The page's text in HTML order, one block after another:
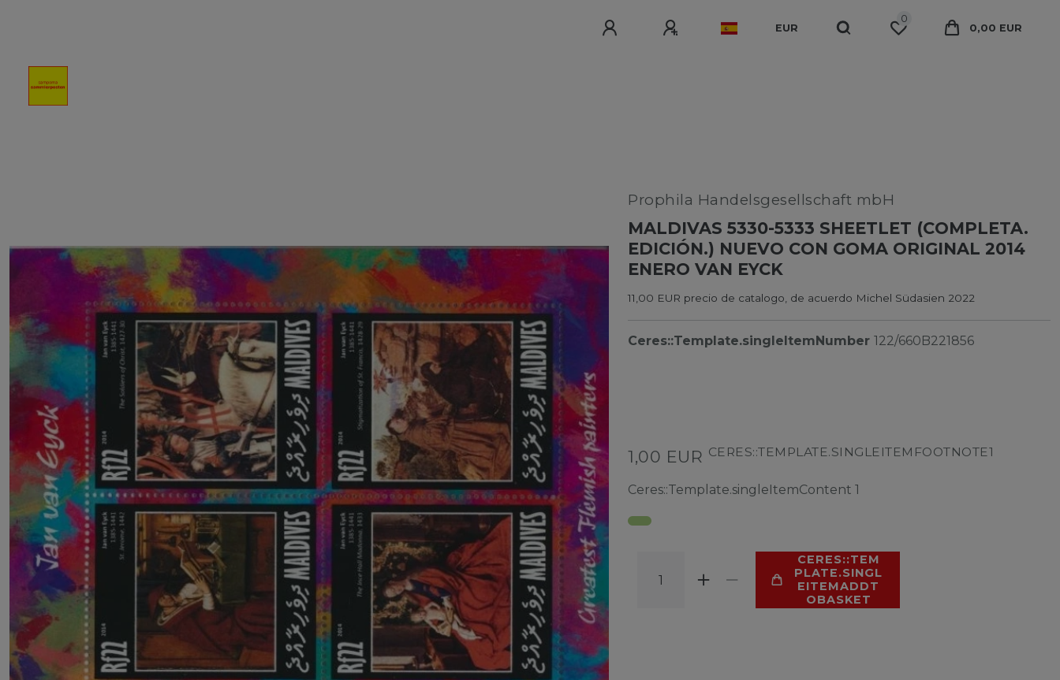
EUR
0
0,00 EUR
Prophila Handelsgesellschaft mbH
MALDIVAS 5330-5333 SHEETLET (COMPLETA.
EDICIÓN.) NUEVO CON GOMA ORIGINAL 2014
ENERO VAN EYCK
11,00 EUR precio de catalogo, de acuerdo Michel Südasien 2022
Ceres::Template.singleItemNumber 122/660B221856
1,00 EUR CERES::TEMPLATE.SINGLEITEMFOOTNOTE1
Ceres::Template.singleItemContent 1
CERES::TEM
PLATE.SINGL
EITEMADDT
OBASKET